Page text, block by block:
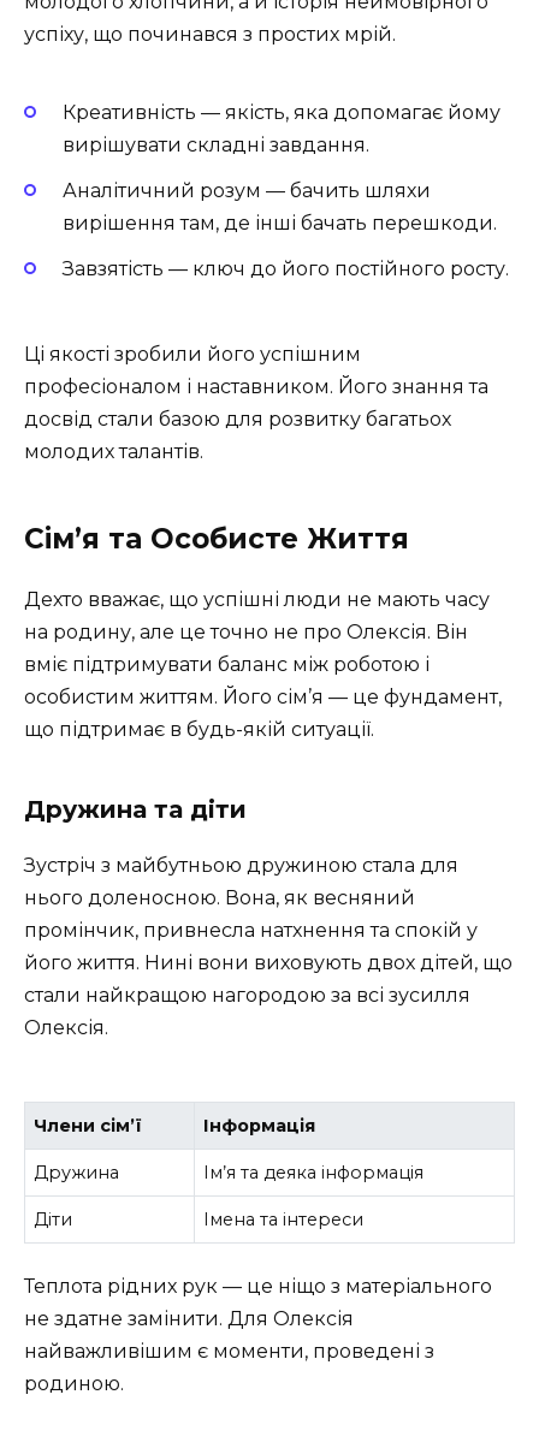
успіху, що починався з простих мрій.
Креативність — якість, яка допомагає йому
вирішувати складні завдання.
Аналітичний розум — бачить шляхи
вирішення там, де інші бачать перешкоди.
Завзятість — ключ до його постійного росту.
Ці якості зробили його успішним
професіоналом і наставником. Його знання та
досвід стали базою для розвитку багатьох
молодих талантів.
Сім’я та Особисте Життя
Дехто вважає, що успішні люди не мають часу
на родину, але це точно не про Олексія. Він
вміє підтримувати баланс між роботою і
особистим життям. Його сім’я — це фундамент,
що підтримає в будь-якій ситуації.
Дружина та діти
Зустріч з майбутньою дружиною стала для
нього доленосною. Вона, як весняний
промінчик, привнесла натхнення та спокій у
його життя. Нині вони виховують двох дітей, що
стали найкращою нагородою за всі зусилля
Олексія.
Члени сім’ї Інформація
Дружина Ім’я та деяка інформація
Діти Імена та інтереси
Теплота рідних рук — це ніщо з матеріального
не здатне замінити. Для Олексія
найважливішим є моменти, проведені з
родиною.